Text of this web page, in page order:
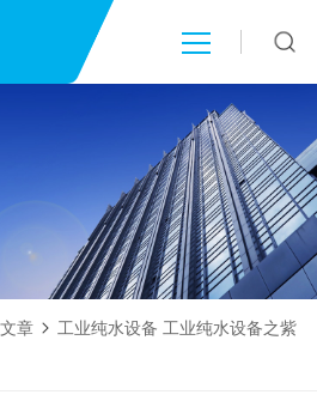
产品中心
新闻中心
章
工业纯水设备 工业纯水设备之紫